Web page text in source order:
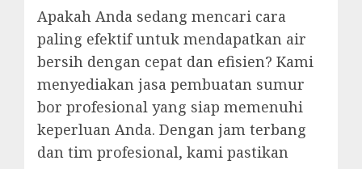
Apakah Anda sedang mencari cara
paling efektif untuk mendapatkan air
bersih dengan cepat dan efisien? Kami
menyediakan jasa pembuatan sumur
bor profesional yang siap memenuhi
keperluan Anda. Dengan jam terbang
dan tim profesional, kami pastikan